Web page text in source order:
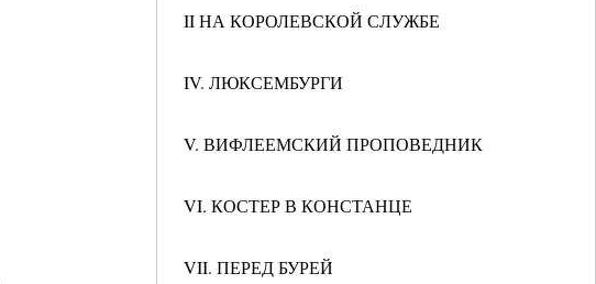
II НА КОРОЛЕВСКОЙ СЛУЖБЕ
IV. ЛЮКСЕМБУРГИ
V. ВИФЛЕЕМСКИЙ ПРОПОВЕДНИК
VI. КОСТЕР В КОНСТАНЦЕ
VII. ПЕРЕД БУРЕЙ